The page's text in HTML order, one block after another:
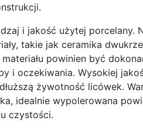
i jakość użytej porcelany.
takie jak ceramika
powinien być
i oczekiwania. Wysokiej
żywotność licówek.
idealnie wypolerowana
czystości.